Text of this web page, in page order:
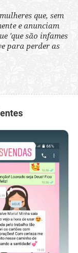
que, sem
e anunciam
'que são infames
para perder as